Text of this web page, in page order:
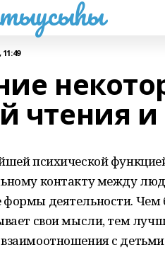
чтения
психической
контакту между
деятельности. Чем
свои мысли, тем
с